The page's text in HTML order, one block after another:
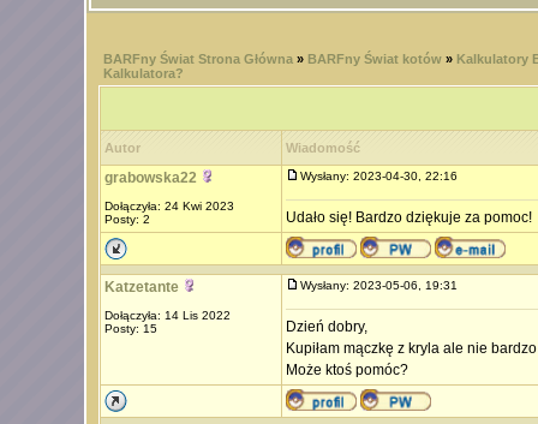
BARFny Świat Strona Główna» BARFny Świat kotów» Kalkulatory
Kalkulatora?
Autor Wiadomość
grabowska22
Dołączyła: 24 Kwi 2023
Posty: 2
Wysłany: 2023-04-30, 22:16
Udało się! Bardzo dziękuje za pomoc!
Katzetante
Dołączyła: 14 Lis 2022
Posty: 15
Wysłany: 2023-05-06, 19:31
Dzień dobry,
Kupiłam mączkę z kryla ale nie
Może ktoś pomóc?